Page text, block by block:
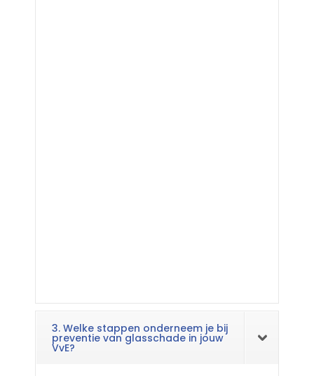
3. Welke stappen onderneem je bij
preventie van glasschade in jouw
VvE?